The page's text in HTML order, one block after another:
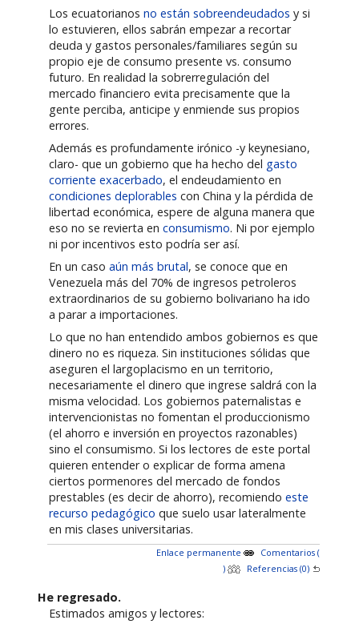
Los ecuatorianosno están sobreendeudados y si
lo estuvieren, ellos sabrán empezar a recortar
deuda y gastos personales/familiares según su
propio eje de consumo presente vs. consumo
futuro. En realidad la sobrerregulación del
mercado financiero evita precisamente que la
gente perciba, anticipe y enmiende sus propios
errores.
Además es profundamente irónico -y keynesiano,
claro- que un gobierno que ha hecho del gasto
corriente exacerbado, el endeudamiento en
condiciones deplorables con China y la pérdida de
libertad económica, espere de alguna manera que
eso no se revierta enconsumismo. Ni por ejemplo
ni por incentivos esto podría ser así.
En un casoaún más brutal, se conoce que en
Venezuela más del 70% de ingresos petroleros
extraordinarios de su gobierno bolivariano ha ido
a parar a importaciones.
Lo que no han entendido ambos gobiernos es que
dinero no es riqueza. Sin instituciones sólidas que
aseguren el largoplacismo en un territorio,
necesariamente el dinero que ingrese saldrá con la
misma velocidad. Los gobiernos paternalistas e
intervencionistas no fomentan el produccionismo
(el ahorro e inversión en proyectos razonables)
sino el consumismo. Si los lectores de este portal
quieren entender o explicar de forma amena
ciertos pormenores del mercado de fondos
prestables (es decir de ahorro), recomiendoeste
recurso pedagógico que suelo usar lateralmente
en mis clases universitarias.
Enlace permanente
Comentarios (
)
Referencias (0)
He regresado.
Estimados amigos y lectores: